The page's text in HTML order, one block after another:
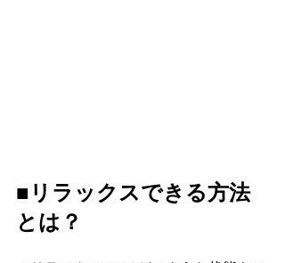
■リラックスできる方法
とは？